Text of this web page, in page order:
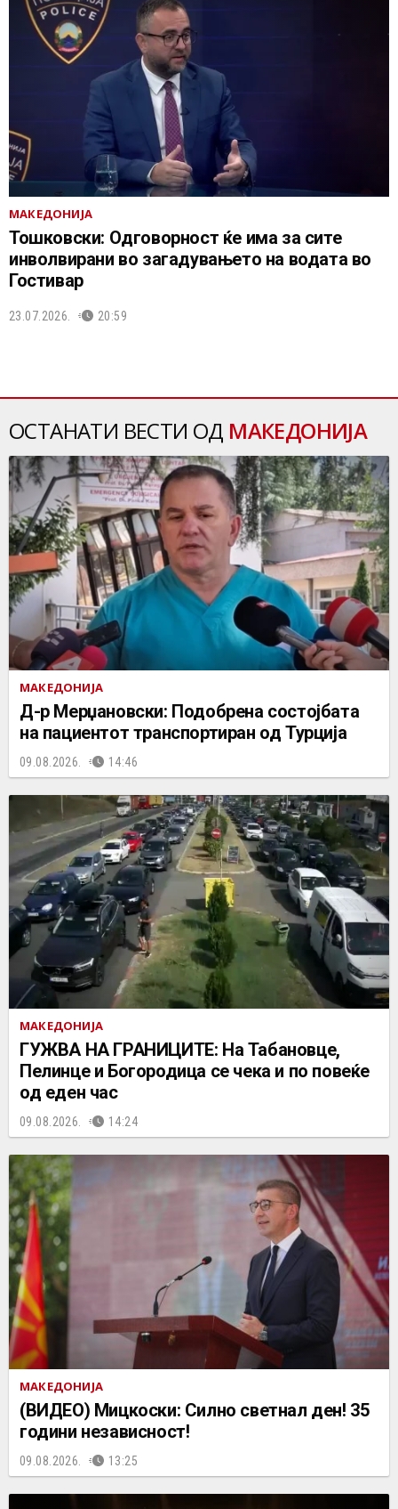
МАКЕДОНИЈА
Тошковски: Одговорност ќе има за сите
инволвирани во загадувањето на водата во
Гостивар
23.07.2026. 20:59
ОСТАНАТИ ВЕСТИ ОД МАКЕДОНИЈА
МАКЕДОНИЈА
Д-р Мерџановски: Подобрена состојбата
на пациентот транспортиран од Турција
09.08.2026. 14:46
МАКЕДОНИЈА
ГУЖВА НА ГРАНИЦИТЕ: На Табановце,
Пелинце и Богородица се чека и по повеќе
од еден час
09.08.2026. 14:24
МАКЕДОНИЈА
(ВИДЕО) Мицкоски: Силно светнал ден! 35
години независност!
09.08.2026. 13:25